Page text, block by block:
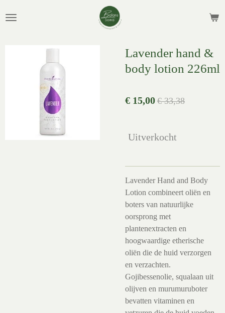
direct
Lavender hand &
body lotion 226ml
€ 15,00 € 33,38
Uitverkocht
Lavender Hand and Body
Lotion combineert oliën en
boters van natuurlijke
oorsprong met
plantenextracten en
hoogwaardige etherische
oliën die de huid verzorgen
en verzachten.
Gojibessenolie, squalaan uit
olijven en murumuruboter
bevatten vitaminen en